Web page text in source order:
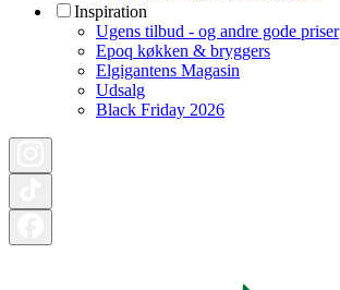
Inspiration
Ugens tilbud - og andre gode priser
Epoq køkken & bryggers
Elgigantens Magasin
Udsalg
Black Friday 2026